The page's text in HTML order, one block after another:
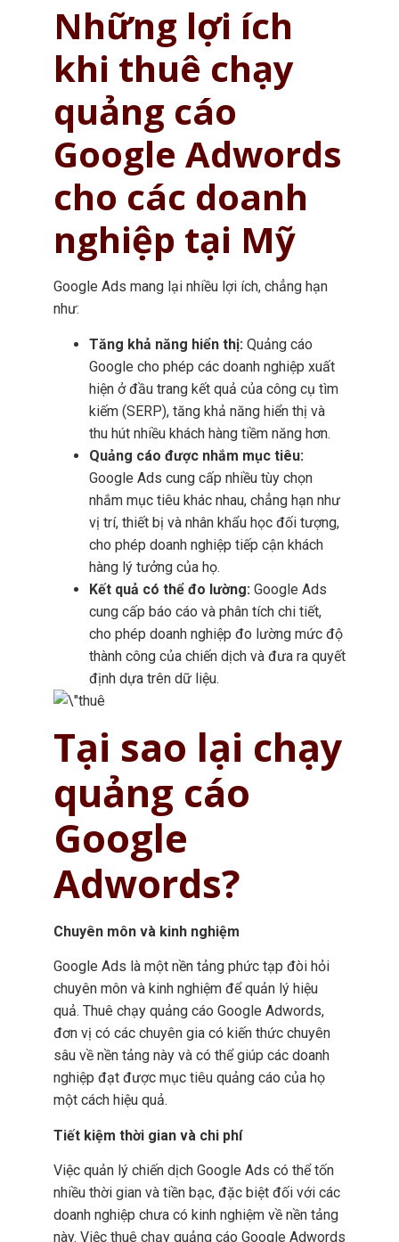
Những lợi ích
khi thuê chạy
quảng cáo
Google Adwords
cho các doanh
nghiệp tại Mỹ
Google Ads mang lại nhiều lợi ích, chẳng hạn
như:
Tăng khả năng hiển thị: Quảng cáo
Google cho phép các doanh nghiệp xuất
hiện ở đầu trang kết quả của công cụ tìm
kiếm (SERP), tăng khả năng hiển thị và
thu hút nhiều khách hàng tiềm năng hơn.
Quảng cáo được nhắm mục tiêu:
Google Ads cung cấp nhiều tùy chọn
nhắm mục tiêu khác nhau, chẳng hạn như
vị trí, thiết bị và nhân khẩu học đối tượng,
cho phép doanh nghiệp tiếp cận khách
hàng lý tưởng của họ.
Kết quả có thể đo lường: Google Ads
cung cấp báo cáo và phân tích chi tiết,
cho phép doanh nghiệp đo lường mức độ
thành công của chiến dịch và đưa ra quyết
định dựa trên dữ liệu.
Tại sao lại chạy
quảng cáo
Google
Adwords?
Chuyên môn và kinh nghiệm
Google Ads là một nền tảng phức tạp đòi hỏi
chuyên môn và kinh nghiệm để quản lý hiệu
quả. Thuê chạy quảng cáo Google Adwords,
đơn vị có các chuyên gia có kiến thức chuyên
sâu về nền tảng này và có thể giúp các doanh
nghiệp đạt được mục tiêu quảng cáo của họ
một cách hiệu quả.
Tiết kiệm thời gian và chi phí
Việc quản lý chiến dịch Google Ads có thể tốn
nhiều thời gian và tiền bạc, đặc biệt đối với các
doanh nghiệp chưa có kinh nghiệm về nền tảng
này. Việc thuê chạy quảng cáo Google Adwords